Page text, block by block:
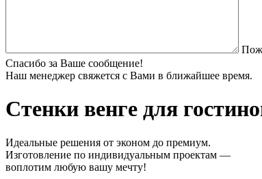
Спасибо за Ваше сообщение!
Наш менеджер свяжется с Вами в ближайшее время.
Стенки венге для
Идеальные решения от эконом до премиум.
Изготовление по индивидуальным проектам —
воплотим любую вашу мечту!